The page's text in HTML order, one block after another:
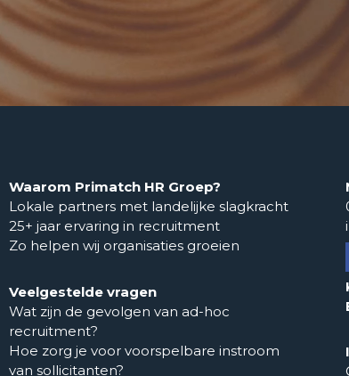
Waarom Primatch HR Groep?
Lokale partners met landelijke slagkracht
25+ jaar ervaring in recruitment
Zo helpen wij organisaties groeien
Veelgestelde vragen
Wat zijn de gevolgen van ad-hoc
recruitment?
Hoe zorg je voor voorspelbare instroom
van sollicitanten?